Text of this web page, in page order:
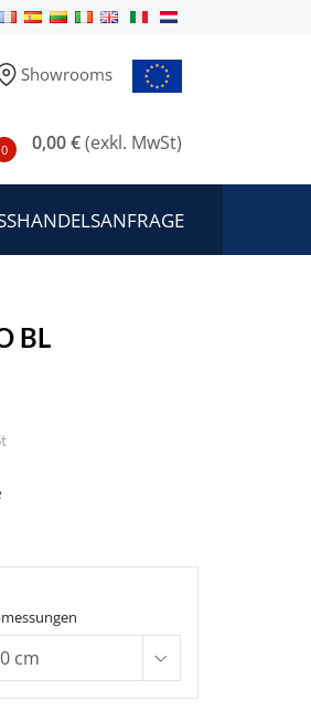
Showrooms
0 0,00 €(exkl. MwSt)
BL